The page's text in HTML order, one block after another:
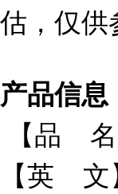
估，仅供
产品信息
【品
【英 文